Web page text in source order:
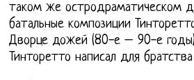
таком же остродраматическом
батальные композиции
Дворце дожей (80-е – 90-е
Тинторетто написал для